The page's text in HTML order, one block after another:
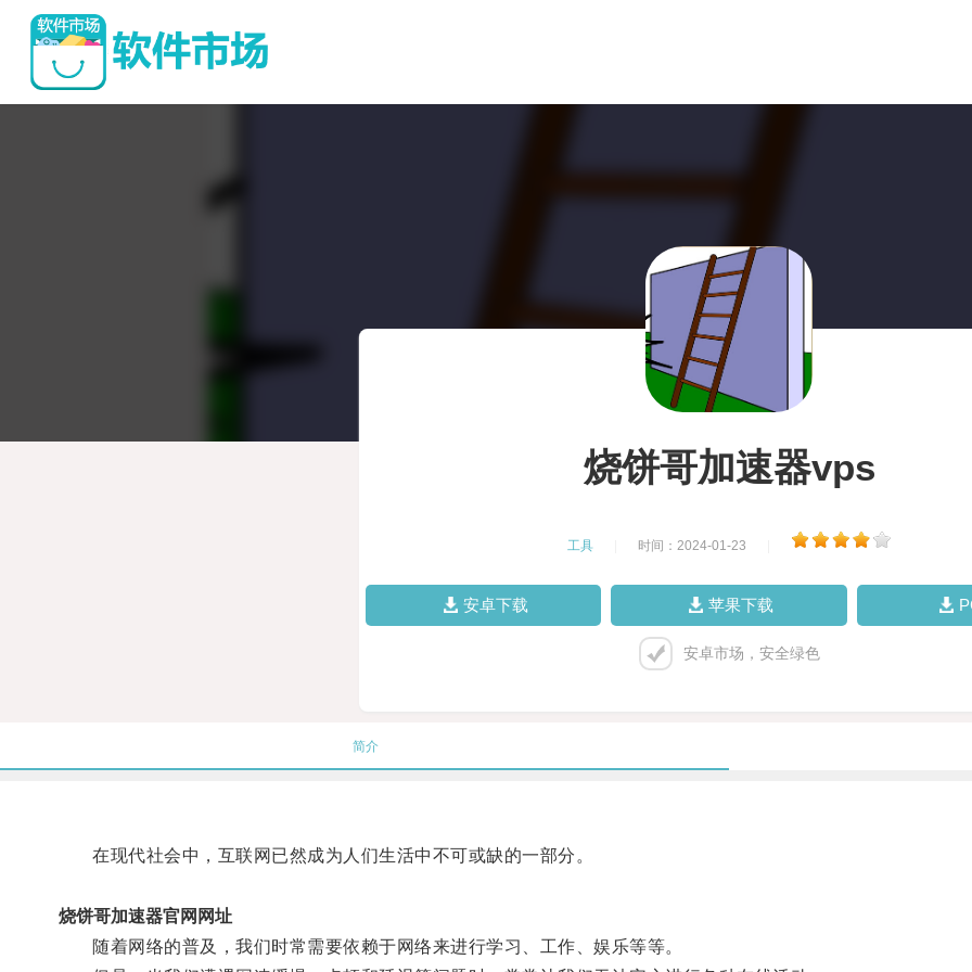
烧饼哥加速器vps
工具 时间：2024-01-23
安卓下载 苹果下载
安卓市场，安全绿色
简介
在现代社会中，互联网已然成为人们生活中不可或缺的一部分。
烧饼哥加速器官网网址
随着网络的普及，我们时常需要依赖于网络来进行学习、工作、娱乐等等。